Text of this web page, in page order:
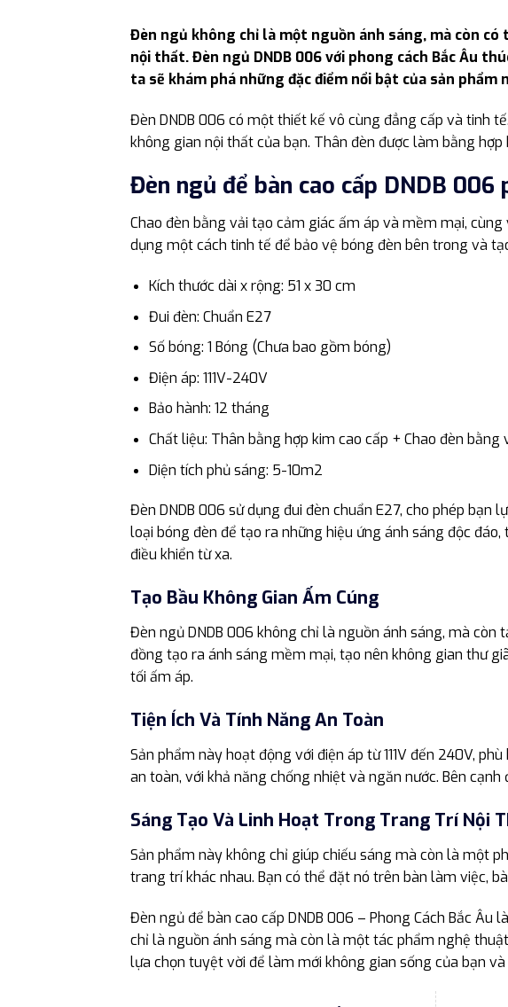
Đèn ngủ không chỉ là một nguồn ánh sáng, mà còn
nội thất. Đèn ngủ DNDB 006 với phong cách Bắc Âu
ta sẽ khám phá những đặc điểm nổi bật của sản phẩm
Đèn DNDB 006 có một thiết kế vô cùng đẳng cấp và tinh
không gian nội thất của bạn. Thân đèn được làm bằng
Đèn ngủ để bàn cao cấp DNDB 006
Chao đèn bằng vải tạo cảm giác ấm áp và mềm mại,
dụng một cách tinh tế để bảo vệ bóng đèn bên trong và
Kích thước dài x rộng: 51 x 30 cm
Đui đèn: Chuẩn E27
Số bóng: 1 Bóng (Chưa bao gồm bóng)
Điện áp: 111V-240V
Bảo hành: 12 tháng
Chất liệu: Thân bằng hợp kim cao cấp + Chao đèn
Diện tích phủ sáng: 5-10m2
Đèn DNDB 006 sử dụng đui đèn chuẩn E27, cho phép
loại bóng đèn để tạo ra những hiệu ứng ánh sáng độc
điều khiển từ xa.
Tạo Bầu Không Gian Ấm Cúng
Đèn ngủ DNDB 006 không chỉ là nguồn ánh sáng, mà
đồng tạo ra ánh sáng mềm mại, tạo nên không gian thư
tối ấm áp.
Tiện Ích Và Tính Năng An Toàn
Sản phẩm này hoạt động với điện áp từ 111V đến 240V,
an toàn, với khả năng chống nhiệt và ngăn nước. Bên
Sáng Tạo Và Linh Hoạt Trong Trang Trí Nội
Sản phẩm này không chỉ giúp chiếu sáng mà còn là một
trang trí khác nhau. Bạn có thể đặt nó trên bàn làm việc,
Đèn ngủ để bàn cao cấp DNDB 006 – Phong Cách Bắc
chỉ là nguồn ánh sáng mà còn là một tác phẩm nghệ
lựa chọn tuyệt vời để làm mới không gian sống của bạn